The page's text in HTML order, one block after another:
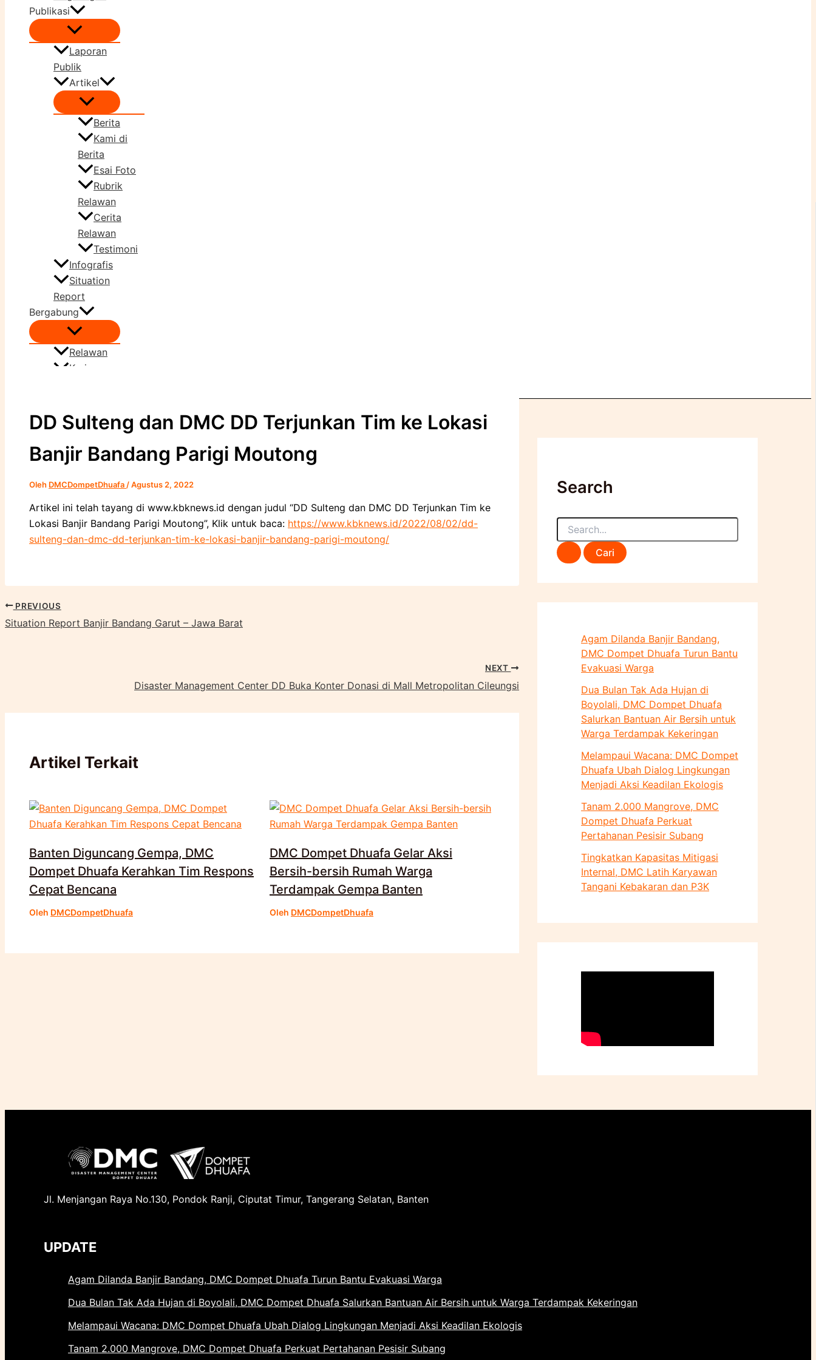
Publikasi
Laporan
Publik
Artikel
Berita
Kami di
Berita
Esai Foto
Rubrik
Relawan
Cerita
Relawan
Testimoni
Infografis
Situation
Report
Bergabung
Relawan
Karir
DD Sulteng dan DMC DD Terjunkan Tim ke Lokasi
Banjir Bandang Parigi Moutong
Oleh DMCDompetDhuafa /Agustus 2, 2022
Artikel ini telah tayang di www.kbknews.id dengan judul “DD Sulteng dan DMC DD Terjunkan Tim ke
Lokasi Banjir Bandang Parigi Moutong”, Klik untuk baca: https://www.kbknews.id/2022/08/02/dd-
sulteng-dan-dmc-dd-terjunkan-tim-ke-lokasi-banjir-bandang-parigi-moutong/
PREVIOUS
Situation Report Banjir Bandang Garut – Jawa Barat
NEXT
Disaster Management Center DD Buka Konter Donasi di Mall Metropolitan Cileungsi
Artikel Terkait
Banten Diguncang Gempa, DMC
Dompet Dhuafa Kerahkan Tim Respons
Cepat Bencana
Oleh DMCDompetDhuafa
DMC Dompet Dhuafa Gelar Aksi
Bersih-bersih Rumah Warga
Terdampak Gempa Banten
Oleh DMCDompetDhuafa
Search
Agam Dilanda Banjir Bandang,
DMC Dompet Dhuafa Turun Bantu
Evakuasi Warga
Dua Bulan Tak Ada Hujan di
Boyolali, DMC Dompet Dhuafa
Salurkan Bantuan Air Bersih untuk
Warga Terdampak Kekeringan
Melampaui Wacana: DMC Dompet
Dhuafa Ubah Dialog Lingkungan
Menjadi Aksi Keadilan Ekologis
Tanam 2.000 Mangrove, DMC
Dompet Dhuafa Perkuat
Pertahanan Pesisir Subang
Tingkatkan Kapasitas Mitigasi
Internal, DMC Latih Karyawan
Tangani Kebakaran dan P3K
Jl. Menjangan Raya No.130, Pondok Ranji, Ciputat Timur, Tangerang Selatan, Banten
UPDATE
Agam Dilanda Banjir Bandang, DMC Dompet Dhuafa Turun Bantu Evakuasi Warga
Dua Bulan Tak Ada Hujan di Boyolali, DMC Dompet Dhuafa Salurkan Bantuan Air Bersih untuk Warga Terdampak Kekeringan
Melampaui Wacana: DMC Dompet Dhuafa Ubah Dialog Lingkungan Menjadi Aksi Keadilan Ekologis
Tanam 2.000 Mangrove, DMC Dompet Dhuafa Perkuat Pertahanan Pesisir Subang